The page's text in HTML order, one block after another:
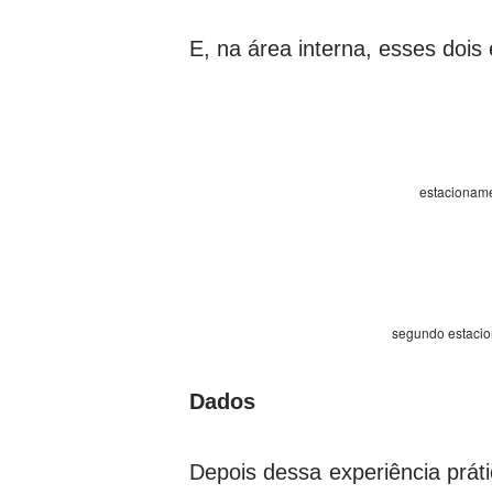
E, na área interna, esses dois
segundo
Dados
Depois dessa experiência